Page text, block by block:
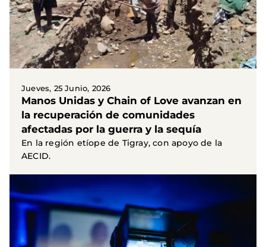
Jueves, 25 Junio, 2026
Manos Unidas y Chain of Love avanzan en
la recuperación de comunidades
afectadas por la guerra y la sequía
En la región etíope de Tigray, con apoyo de la
AECID.